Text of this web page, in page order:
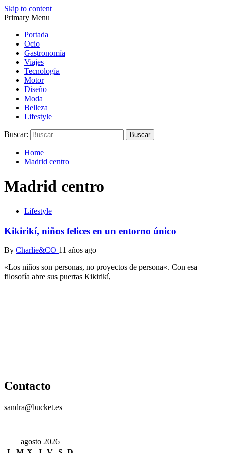
Skip to content
diseño…
diseño…
Primary Menu
Portada
Ocio
Gastronomía
Viajes
Tecnología
Motor
Diseño
Moda
Belleza
Lifestyle
Buscar:
Home
Madrid centro
Madrid centro
Lifestyle
Kikirikí, niños felices en un entorno único
By Charlie&CO 11 años ago
«Los niños son personas, no proyectos de persona«. Con esa
filosofía abre sus puertas Kikirikí,
Contacto
sandra@bucket.es
agosto 2026